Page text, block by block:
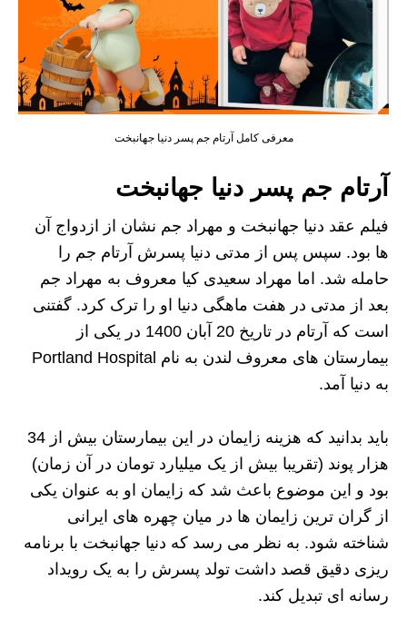
معرفی کامل آرتام جم پسر دنیا جهانبخت
آرتام جم پسر دنیا جهانبخت
فیلم عقد دنیا جهانبخت و مهراد جم نشان از ازدواج آن
ها بود. سپس پس از مدتی دنیا پسرش آرتام جم را
حامله شد. اما مهراد سعیدی کیا معروف به مهراد جم
بعد از مدتی در هفت ماهگی دنیا او را ترک کرد. گفتنی
است که آرتام در تاریخ 20 آبان 1400 در یکی از
بیمارستان های معروف لندن به نام Portland Hospital
به دنیا آمد.
باید بدانید که هزینه زایمان در این بیمارستان بیش از 34
هزار پوند (تقریبا بیش از یک میلیارد تومان در آن زمان)
بود و این موضوع باعث شد که زایمان او به عنوان یکی
از گران ترین زایمان ها در میان چهره های ایرانی
شناخته شود. به نظر می رسد که دنیا جهانبخت با برنامه
ریزی دقیق قصد داشت تولد پسرش را به یک رویداد
رسانه ای تبدیل کند.